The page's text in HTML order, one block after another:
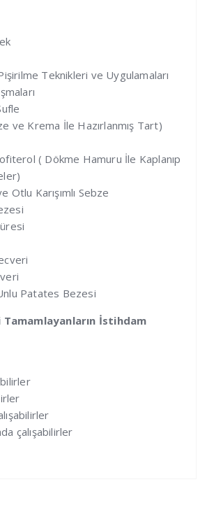
Teknikleri ve Uygulamaları
ve Krema İle Hazırlanmış Tart)
( Dökme Hamuru İle Kaplanıp
Otlu Karışımlı Sebze
Patates Bezesi
Tamamlayanların İstihdam
çalışabilirler